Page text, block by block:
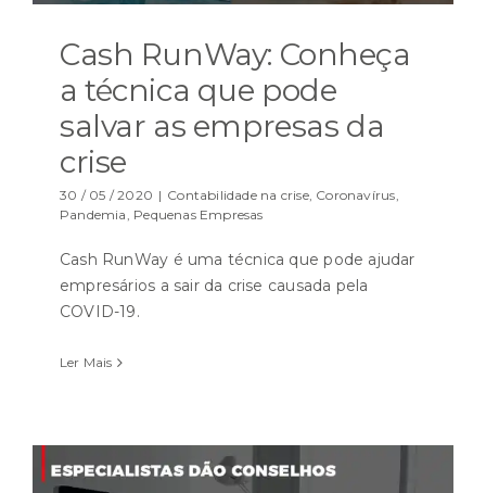
Cash RunWay: Conheça
a técnica que pode
salvar as empresas da
crise
30 / 05 / 2020 | Contabilidade na crise, Coronavírus,
Pandemia, Pequenas Empresas
Cash RunWay é uma técnica que pode ajudar
empresários a sair da crise causada pela
COVID-19.
Ler Mais